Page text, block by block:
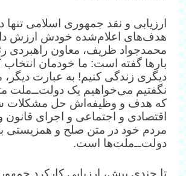
ارزیابی و نقد جمهوری اسلامی
هدف‌های اعلام‌شده خودش ارزش
محمدجواد ظریف، معاون راهبردی
بارها گفته است: ما خودمان انتخاب
دیگری زندگی کنیم! به عبارت دیگر،
نگفتیم می‌خواهیم یک دولت‌ــ‌ملت
که هدف و وظیفه‌اش حل مشکلات
اقتصادی و اجتماعی و اجرای قانون
مردم خود در متن صلح و همزیستی با
دولت‌ــ‌ملت‌ها است.